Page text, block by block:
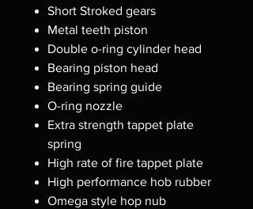
Short Stroked gears
Metal teeth piston
Double o-ring cylinder head
Bearing piston head
Bearing spring guide
O-ring nozzle
Extra strength tappet plate
spring
High rate of fire tappet plate
High performance hob rubber
Omega style hop nub